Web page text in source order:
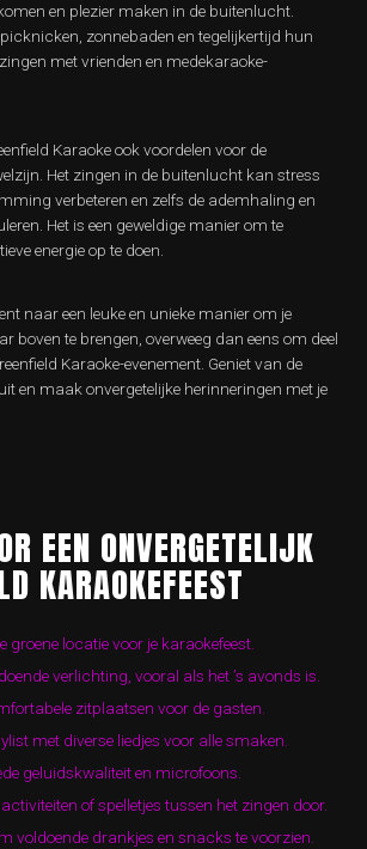
en plezier maken in de buitenlucht.
zonnebaden en tegelijkertijd hun
met vrienden en medekaraoke-
Karaoke ook voordelen voor de
Het zingen in de buitenlucht kan stress
verbeteren en zelfs de ademhaling en
Het is een geweldige manier om te
energie op te doen.
naar een leuke en unieke manier om je
boven te brengen, overweeg dan eens om deel
Karaoke-evenement. Geniet van de
en maak onvergetelijke herinneringen met je
EEN ONVERGETELIJK
KARAOKEFEEST
groene locatie voor je karaokefeest.
verlichting, vooral als het ’s avonds is.
zitplaatsen voor de gasten.
met diverse liedjes voor alle smaken.
geluidskwaliteit en microfoons.
of spelletjes tussen het zingen door.
voldoende drankjes en snacks te voorzien.